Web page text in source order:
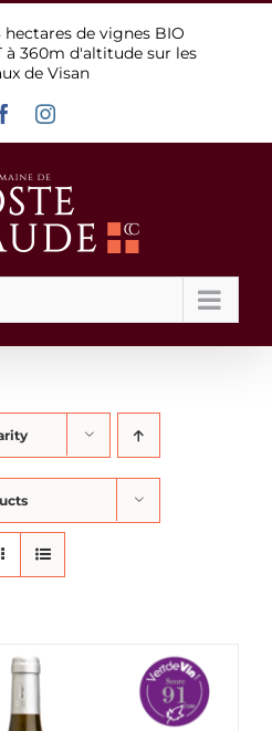
hectares de vignes BIO
à 360m d'altitude sur les
de Visan
FacebookInstagram